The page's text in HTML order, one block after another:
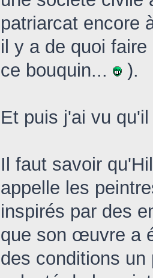
patriarcat encore
il y a de quoi
ce bouquin...
).
Et puis j'ai vu
Il faut savoir
appelle les
inspirés par des
que son œuvre a
des conditions